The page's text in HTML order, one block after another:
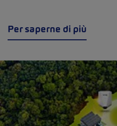
Per saperne di più